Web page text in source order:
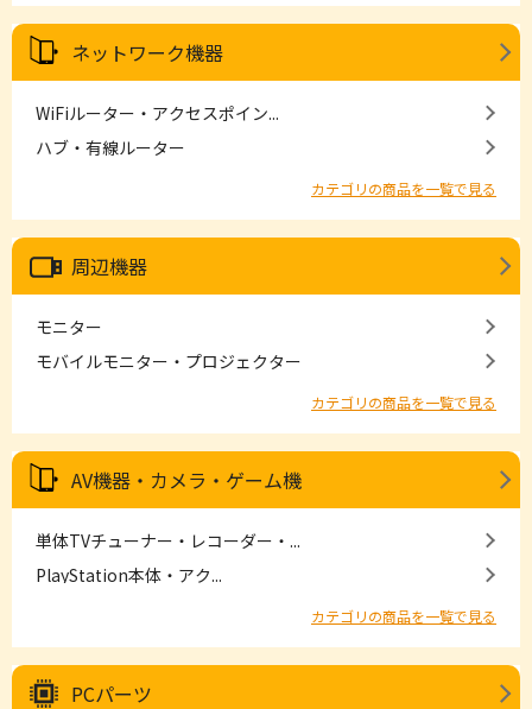
ネットワーク機器
WiFiルーター・アクセスポイン...
ハブ・有線ルーター
カテゴリの商品を一覧で見る
周辺機器
モニター
モバイルモニター・プロジェクター
カテゴリの商品を一覧で見る
AV機器・カメラ・ゲーム機
単体TVチューナー・レコーダー・...
PlayStation本体・アク...
カテゴリの商品を一覧で見る
PCパーツ